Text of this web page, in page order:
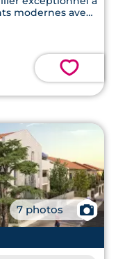
modernes avec
et respectant les
💗
7 photos
📷